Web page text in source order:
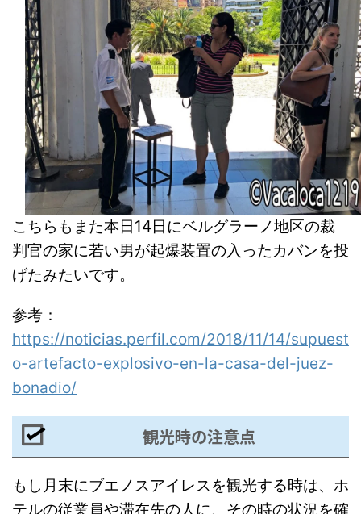
こちらもまた本日14日にベルグラーノ地区の裁
判官の家に若い男が起爆装置の入ったカバンを投
げたみたいです。
参考：
https://noticias.perfil.com/2018/11/14/supuest
o-artefacto-explosivo-en-la-casa-del-juez-
bonadio/
観光時の注意点
もし月末にブエノスアイレスを観光する時は、ホ
テルの従業員や滞在先の人に、その時の状況を確